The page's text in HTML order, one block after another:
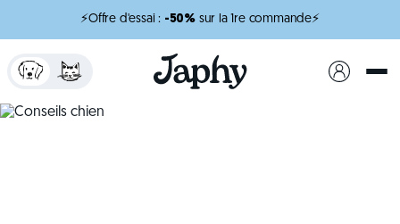
⚡Offre d'essai : -50% sur la 1re commande⚡